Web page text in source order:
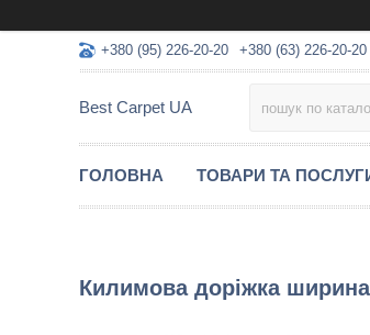
+380 (95) 226-20-20 +380 (63) 226-20-20
Best Carpet UA
ГОЛОВНА ТОВАРИ ТА
Килимова доріжка